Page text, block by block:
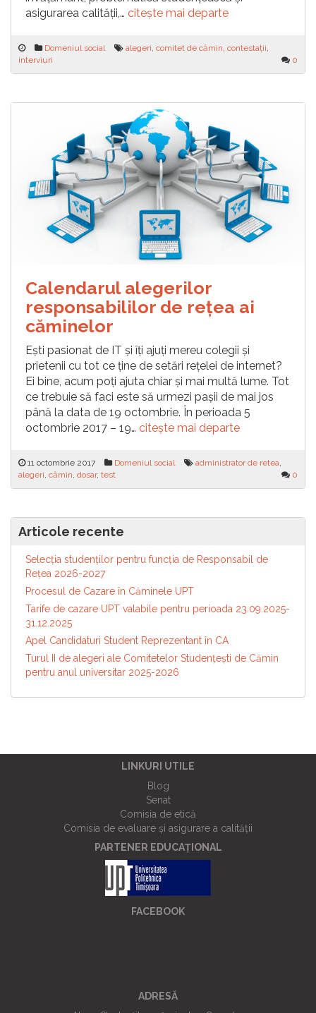
asigurarea calității,… citește mai departe
Domeniul social alegeri, comitet de cămin, contestații,
interviuri
0
Calendarul alegerilor
responsabililor de rețea ai
căminelor
Ești pasionat de IT și îți ajuți mereu colegii și
prietenii cu tot ce ține de setări rețelei de internet?
Ei bine, acum poți ajuta chiar și mai multă lume. Tot
ce trebuie să faci este să urmezi pașii de mai jos
până la data de 19 octombrie. În perioada 5
octombrie 2017 – 19… citește mai departe
11 octombrie 2017 Domeniul social administrator de retea
alegeri cămin dosar, test 0
Articole recente
Selecția studenților pentru funcția de Responsabil de
Reţea 2026-2027
Procesul de Cazare în Căminele UPT
Tarife de cazare UPT valabile pentru perioada 23.09.2025-
31.12.2025
Apel Candidaturi Student Reprezentant în CA
Turul II de alegeri ale Comitetelor Studențești de Cămin
pentru anul universitar 2025-2026
LINKURI UTILE
Blog
Senat
Comisia de etică
Comisia de evaluare și asigurare a calității
PARTENER EDUCAȚIONAL
FACEBOOK
ADRESĂ